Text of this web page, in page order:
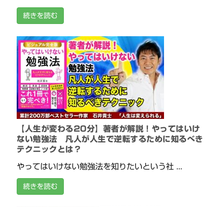
続きを読む
【人生が変わる20分】著者が解説！やってはいけ
ない勉強法 凡人が人生で逆転するために知るべき
テクニックとは？
やってはいけない勉強法を知りたいという社 ...
続きを読む